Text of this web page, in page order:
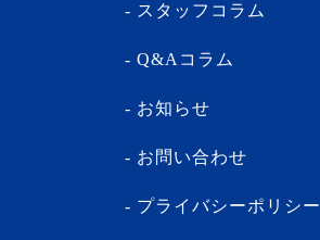
スタッフコラム
Q&Aコラム
お知らせ
お問い合わせ
プライバシーポリシー